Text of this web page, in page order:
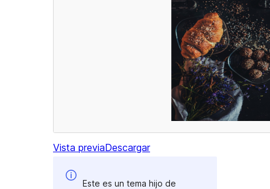
Vista previaDescargar
Este es un tema hijo de